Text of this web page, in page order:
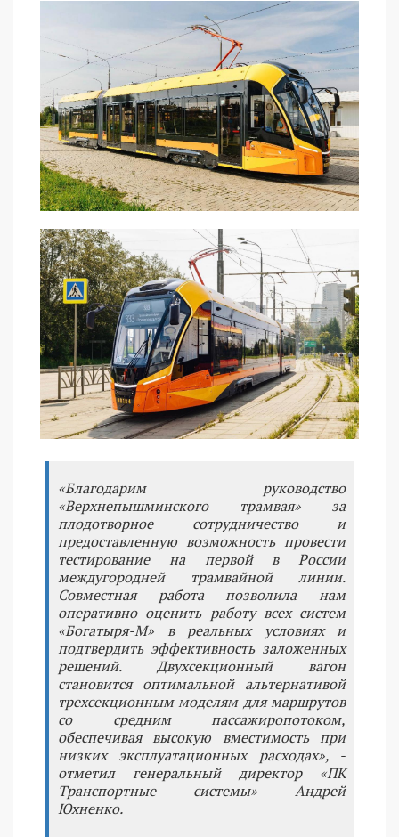
«Благодарим руководство
«Верхнепышминского трамвая» за
плодотворное сотрудничество и
предоставленную возможность провести
тестирование на первой в России
междугородней трамвайной линии.
Совместная работа позволила нам
оперативно оценить работу всех систем
«Богатыря-М» в реальных условиях и
подтвердить эффективность заложенных
решений. Двухсекционный вагон
становится оптимальной альтернативой
трехсекционным моделям для маршрутов
со средним пассажиропотоком,
обеспечивая высокую вместимость при
низких эксплуатационных расходах», -
отметил генеральный директор «ПК
Транспортные системы» Андрей
Юхненко.